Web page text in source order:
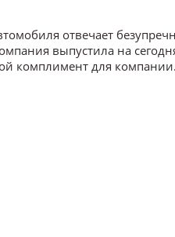
отвечает
выпустила на
комплимент для компании.